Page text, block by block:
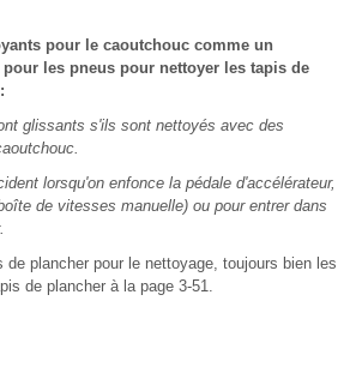
pour le caoutchouc comme un
les pneus pour nettoyer les tapis de
glissants s'ils sont nettoyés avec des
lorsqu'on enfonce la pédale d'accélérateur,
de vitesses manuelle) ou pour entrer dans
plancher pour le nettoyage, toujours bien les
de plancher à la page 3-51.